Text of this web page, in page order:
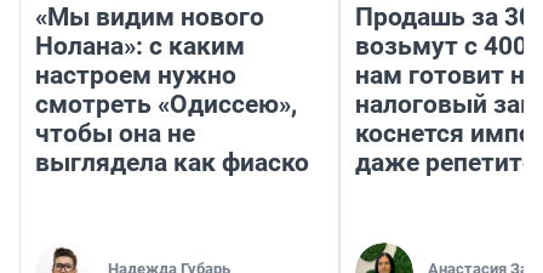
«Мы видим нового
Нолана»: с каким
настроем нужно
смотреть «Одиссею»,
чтобы она не
выглядела как фиаско
Надежда Губарь
Продашь за
возьмут с
нам готовит
налоговый
коснется
даже
Анастасия